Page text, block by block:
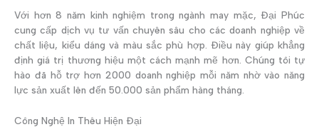
Với hơn 8 năm kinh nghiệm trong ngành may mặc, Đại Phúc
cung cấp dịch vụ tư vấn chuyên sâu cho các doanh nghiệp về
chất liệu, kiểu dáng và màu sắc phù hợp. Điều này giúp khẳng
định giá trị thương hiệu một cách mạnh mẽ hơn. Chúng tôi tự
hào đã hỗ trợ hơn 2000 doanh nghiệp mỗi năm nhờ vào năng
lực sản xuất lên đến 50.000 sản phẩm hàng tháng.
Công Nghệ In Thêu Hiện Đại